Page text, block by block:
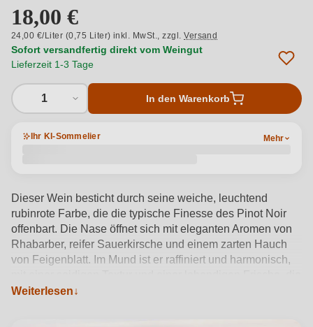
18,00 €
24,00 €/Liter (0,75 Liter) inkl. MwSt.,zzgl.Versand
Sofort versandfertig direkt vom Weingut
Lieferzeit 1-3 Tage
1 In den Warenkorb
Ihr KI-Sommelier Mehr
Dieser Wein besticht durch seine weiche, leuchtend
rubinrote Farbe, die die typische Finesse des Pinot Noir
offenbart. Die Nase öffnet sich mit eleganten Aromen von
Rhabarber, reifer Sauerkirsche und einem zarten Hauch
von Feigenblatt. Im Mund ist er raffiniert und harmonisch,
die Tiefe der Aromen unterstreicht. Der Ausbau im großen
Weiterlesen